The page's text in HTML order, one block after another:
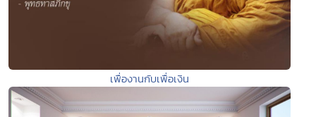
เพื่องานกับเพื่อเงิน